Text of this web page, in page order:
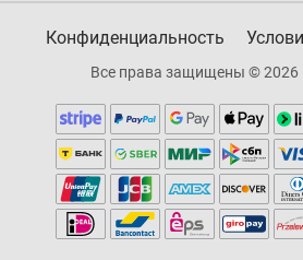
Конфиденциальность
Все права защищены © 2026